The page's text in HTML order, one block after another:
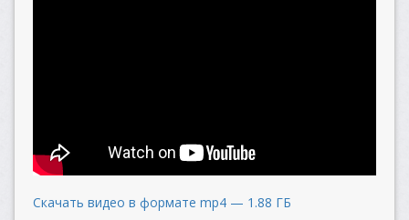
Скачать видео в формате mp4 — 1.88 ГБ